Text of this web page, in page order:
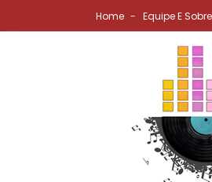
Home Equipe E Sobre